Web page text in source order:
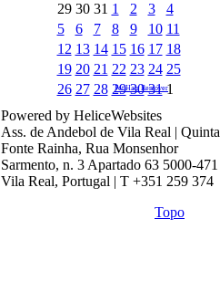
29 30 31 1 2 3
4
5
6 7 8 9 10 11
12 13 14 15 16 17 18
19 20 21 22 23 24 25
26 27 28 29 30 31 1
Pet Hair Remover
Topo
Powered by HeliceWebsites
Ass. de Andebol de Vila Real | Quinta
Fonte Rainha, Rua Monsenhor
Sarmento, n. 3 Apartado 63 5000-471
Vila Real, Portugal | T +351 259 374